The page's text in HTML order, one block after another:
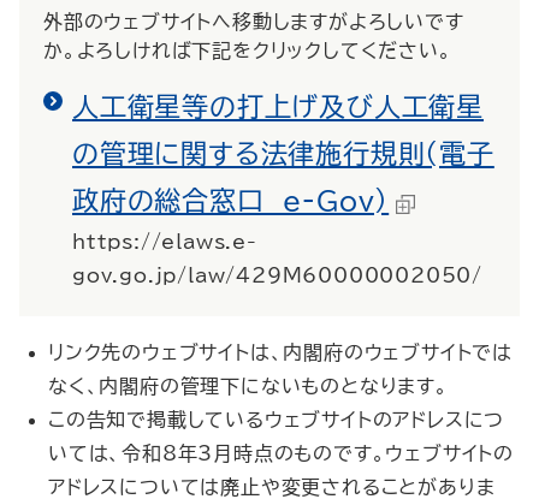
外部のウェブサイトへ移動しますがよろしいです
か。よろしければ下記をクリックしてください。
人工衛星等の打上げ及び人工衛星
の管理に関する法律施行規則(電子
政府の総合窓口 e-Gov)
https://elaws.e-
gov.go.jp/law/429M60000002050/
リンク先のウェブサイトは、内閣府のウェブサイトでは
なく、内閣府の管理下にないものとなります。
この告知で掲載しているウェブサイトのアドレスにつ
いては、令和8年3月時点のものです。ウェブサイトの
アドレスについては廃止や変更されることがありま